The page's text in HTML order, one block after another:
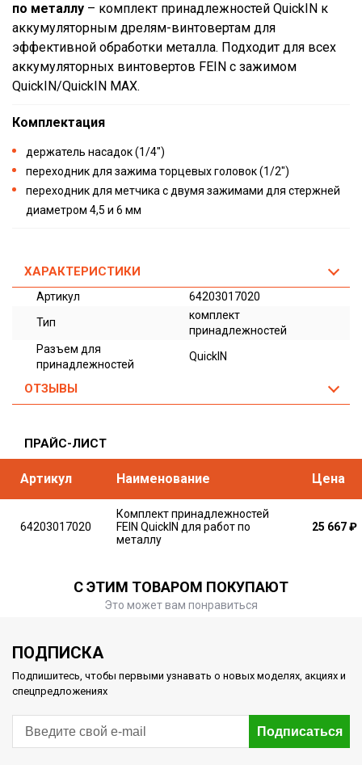
по металлу – комплект принадлежностей QuickIN к
аккумуляторным дрелям-винтовертам для
эффективной обработки металла. Подходит для всех
аккумуляторных винтовертов FEIN с зажимом
QuickIN/QuickIN MAX.
Комплектация
держатель насадок (1/4")
переходник для зажима торцевых головок (1/2")
переходник для метчика с двумя зажимами для стержней
диаметром 4,5 и 6 мм
ХАРАКТЕРИСТИКИ
Артикул
64203017020
Тип
комплект
принадлежностей
Разъем для
принадлежностей
QuickIN
ОТЗЫВЫ
ПРАЙС-ЛИСТ
Артикул Наименование Цена
64203017020
Комплект принадлежностей
FEIN QuickIN для работ по
металлу
25 667₽
С ЭТИМ ТОВАРОМ ПОКУПАЮТ
Это может вам понравиться
ПОДПИСКА
Подпишитесь, чтобы первыми узнавать о новых моделях, акциях и
спецпредложениях
Подписаться